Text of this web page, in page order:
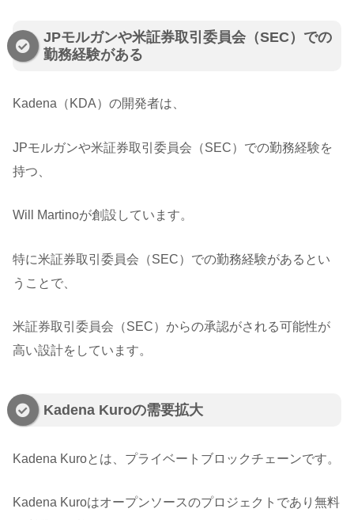
JPモルガンや米証券取引委員会（SEC）での
勤務経験がある
Kadena（KDA）の開発者は、
JPモルガンや米証券取引委員会（SEC）での勤務経験を
持つ、
Will Martinoが創設しています。
特に米証券取引委員会（SEC）での勤務経験があるとい
うことで、
米証券取引委員会（SEC）からの承認がされる可能性が
高い設計をしています。
Kadena Kuroの需要拡大
Kadena Kuroとは、プライベートブロックチェーンです。
Kadena Kuroはオープンソースのプロジェクトであり無料